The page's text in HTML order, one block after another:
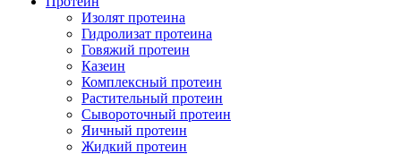
Изолят протеина
Гидролизат протеина
Говяжий протеин
Казеин
Комплексный протеин
Растительный протеин
Сывороточный протеин
Яичный протеин
Жидкий протеин